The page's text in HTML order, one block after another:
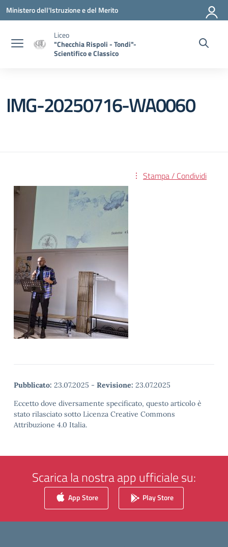
Vai ai contenuti
Vai al menu di navigazione
Vai al footer
Ministero dell'Istruzione e del Merito
Liceo
"Checchia Rispoli - Tondi"-
Scientifico e Classico
IMG-20250716-WA0060
Stampa / Condividi
Pubblicato: 23.07.2025 - Revisione: 23.07.2025
Eccetto dove diversamente specificato, questo articolo è
stato rilasciato sotto Licenza Creative Commons
Attribuzione 4.0 Italia.
Scarica la nostra app ufficiale su:
App Store Play Store